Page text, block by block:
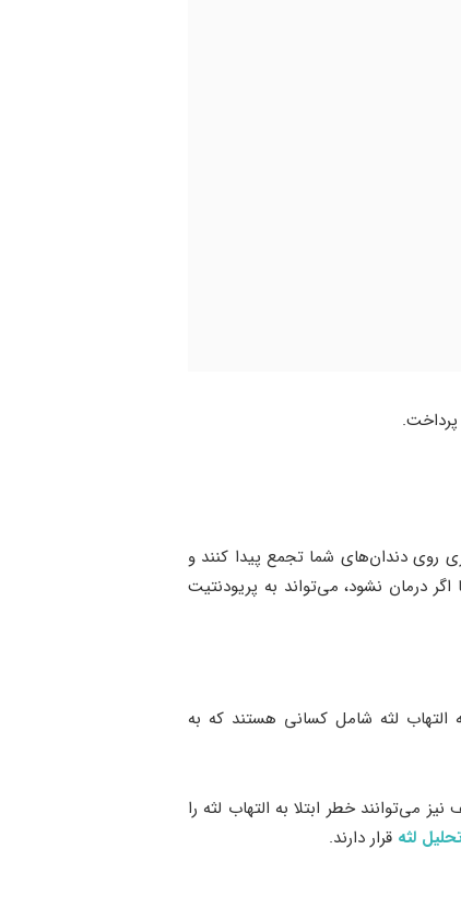
روی دندان‌های شما تجمع پیدا کنند و
درمان نشود، می‌تواند به پریودنتیت
در معرض خطر ابتلا به التهاب لثه شامل کسانی هستند که به
می‌توانند خطر ابتلا به التهاب لثه را
لثه قرار دارند.